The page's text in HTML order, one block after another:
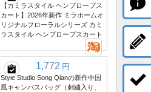
【カミラスタイル ヘンプロープス
カート】2026年新作 ミラホームオ
リジナルフローラルシリーズ カミ
ラスタイル ヘンプロープスカート
1,772 円
Style Studio Song Qianの新作中国
風キャンバスバッグ（刺繍入り、